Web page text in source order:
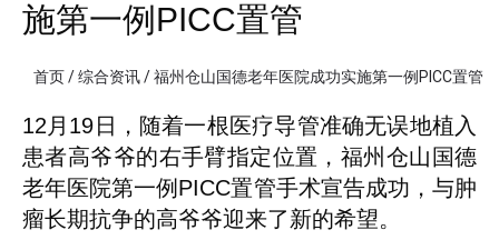
施第一例PICC置管
首页/综合资讯/ 福州仓山国德老年医院成功实施第一例PICC置管
12月19日，随着一根医疗导管准确无误地植入
患者高爷爷的右手臂指定位置，福州仓山国德
老年医院第一例PICC置管手术宣告成功，与肿
瘤长期抗争的高爷爷迎来了新的希望。